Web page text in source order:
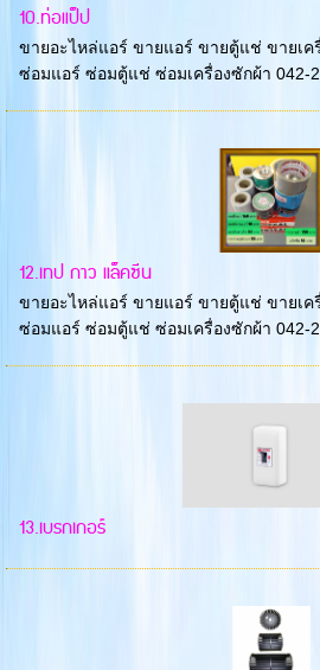
10.ท่อแป็ป
ขายอะไหล่แอร์ ขายแอร์ ขายตู้แช่ ขายเค
ซ่อมแอร์ ซ่อมตู้แช่ ซ่อมเครื่องซักผ้า 042-
12.เทป กาว แล็คซีน
ขายอะไหล่แอร์ ขายแอร์ ขายตู้แช่ ขายเค
ซ่อมแอร์ ซ่อมตู้แช่ ซ่อมเครื่องซักผ้า 042-
13.เบรกเกอร์